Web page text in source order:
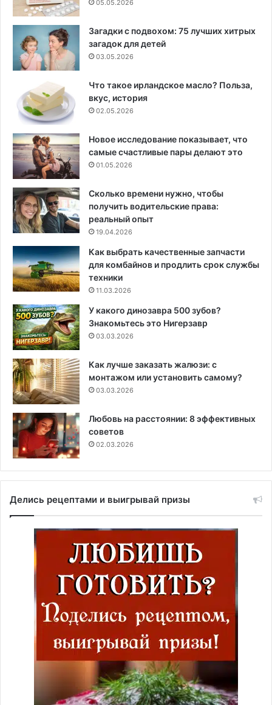
05.05.2026
Загадки с подвохом: 75 лучших хитрых
загадок для детей
03.05.2026
Что такое ирландское масло? Польза,
вкус, история
02.05.2026
Новое исследование показывает, что
самые счастливые пары делают это
01.05.2026
Сколько времени нужно, чтобы
получить водительские права:
реальный опыт
19.04.2026
Как выбрать качественные запчасти
для комбайнов и продлить срок службы
техники
11.03.2026
У какого динозавра 500 зубов?
Знакомьтесь это Нигерзавр
03.03.2026
Как лучше заказать жалюзи: с
монтажом или установить самому?
03.03.2026
Любовь на расстоянии: 8 эффективных
советов
02.03.2026
Делись рецептами и выигрывай призы